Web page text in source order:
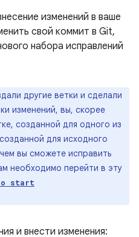
изменений в ваше
свой коммит в Git,
набора исправлений
другие ветки и сделали
изменений, вы, скорее
созданной для одного из
для исходного
вы сможете исправить
необходимо перейти в эту
start
и внести изменения: